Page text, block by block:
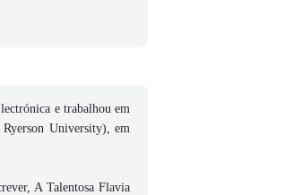
e trabalhou em
University), em
A Talentosa Flavia